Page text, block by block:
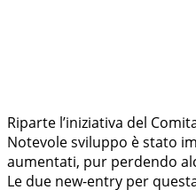
Riparte l’iniziativa del
Notevole sviluppo è stato
aumentati, pur perdendo
Le due new-entry per